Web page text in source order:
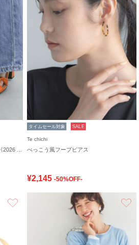
タイムセール対象 SALE
Te chichi
べっこう風フープピアス
¥2,145 -50%OFF-